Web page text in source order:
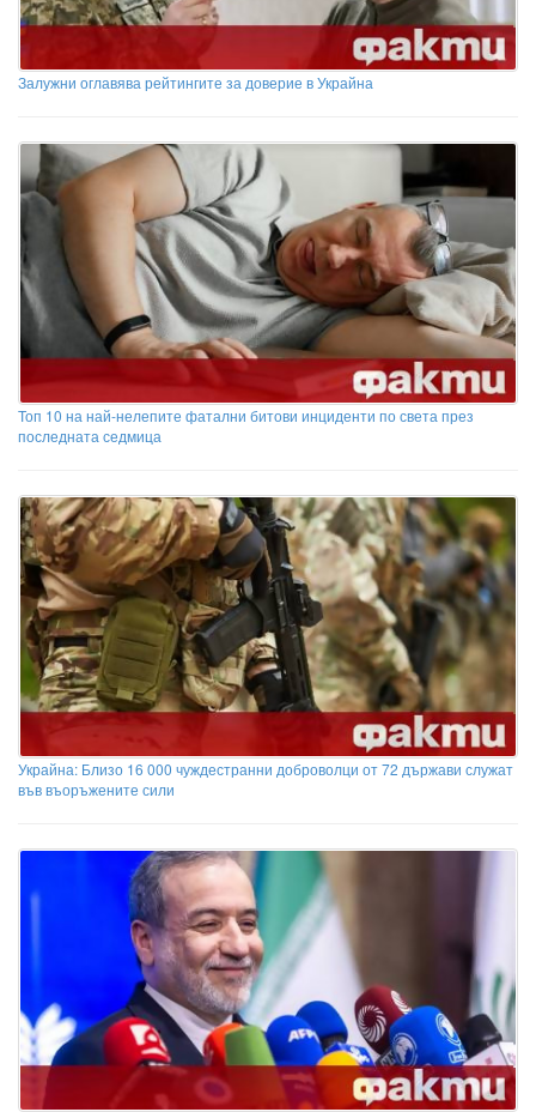
Залужни оглавява рейтингите за доверие в Украйна
Топ 10 на най-нелепите фатални битови инциденти по света през
последната седмица
Украйна: Близо 16 000 чуждестранни доброволци от 72 държави служат
във въоръжените сили